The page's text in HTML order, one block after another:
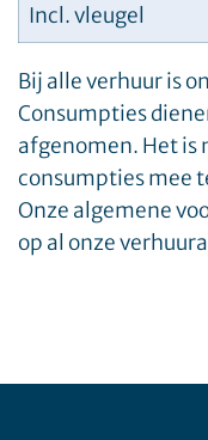
Incl. vleugel
Bij alle verhuur is
Consumpties
afgenomen. Het is
consumpties mee
Onze algemene
op al onze